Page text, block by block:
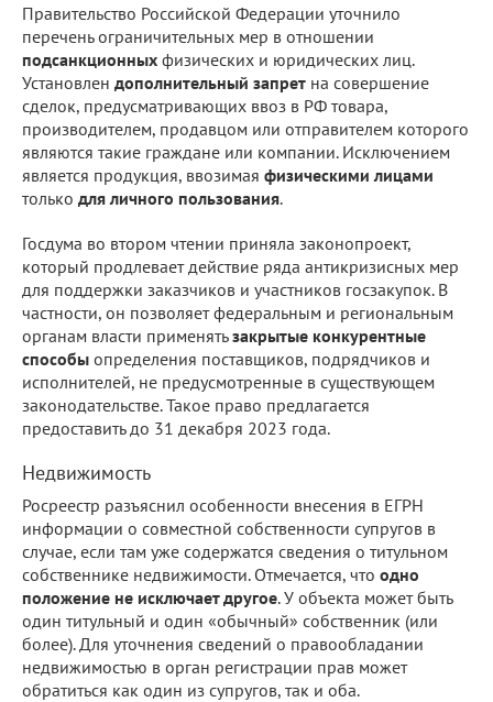
Правительство Российской Федерации уточнило
перечень ограничительных мер в отношении
подсанкционных физических и юридических лиц.
Установлен дополнительный запрет на совершение
сделок, предусматривающих ввоз в РФ товара,
производителем, продавцом или отправителем которого
являются такие граждане или компании. Исключением
является продукция, ввозимая физическими лицами
только для личного пользования.
Госдума во втором чтении приняла законопроект,
который продлевает действие ряда антикризисных мер
для поддержки заказчиков и участников госзакупок. В
частности, он позволяет федеральным и региональным
органам власти применятьзакрытые конкурентные
способы определения поставщиков, подрядчиков и
исполнителей, не предусмотренные в существующем
законодательстве. Такое право предлагается
предоставить до 31 декабря 2023 года.
Недвижимость
Росреестр разъяснил особенности внесения в ЕГРН
информации о совместной собственности супругов в
случае, если там уже содержатся сведения о титульном
собственнике недвижимости. Отмечается, что одно
положение не исключает другое. У объекта может быть
один титульный и один «обычный» собственник (или
более). Для уточнения сведений о правообладании
недвижимостью в орган регистрации прав может
обратиться как один из супругов, так и оба.